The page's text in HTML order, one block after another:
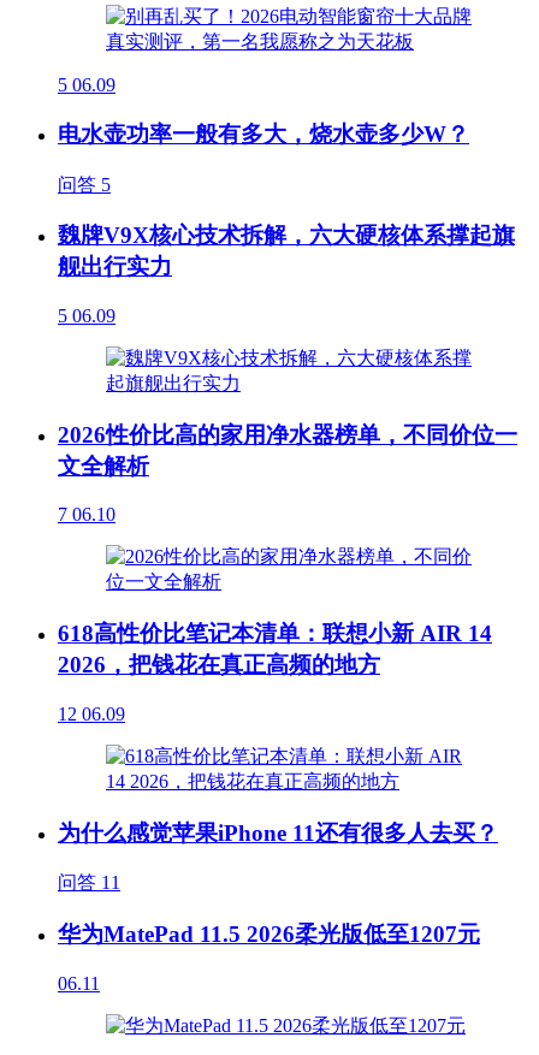
5 06.09
电水壶功率一般有多大，烧水壶多少W？
问答 5
魏牌V9X核心技术拆解，六大硬核体系撑起旗
舰出行实力
5 06.09
2026性价比高的家用净水器榜单，不同价位一
文全解析
7 06.10
618高性价比笔记本清单：联想小新 AIR 14
2026，把钱花在真正高频的地方
12 06.09
为什么感觉苹果iPhone 11还有很多人去买？
问答 11
华为MatePad 11.5 2026柔光版低至1207元
06.11